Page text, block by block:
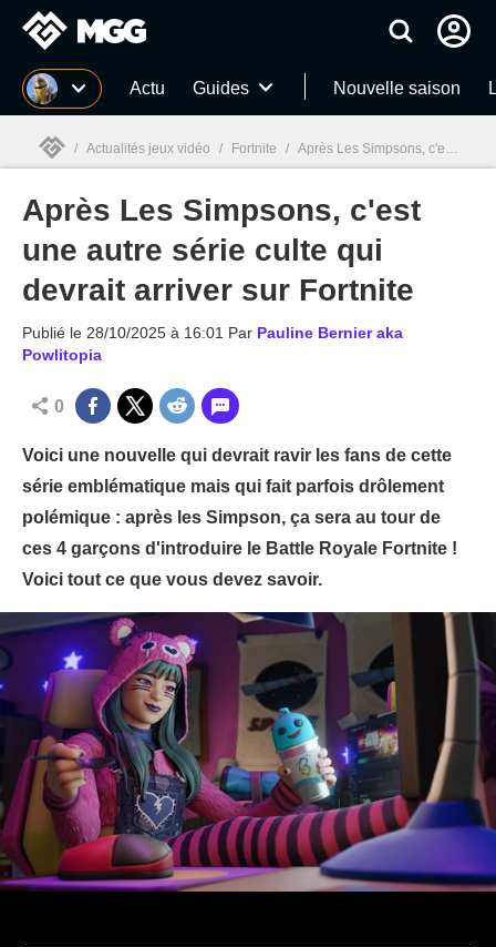
MGG Actu Guides Nouvelle saison
MGG
/ Actualités jeux vidéo / Fortnite / Après Les Simpsons, c'est une autre série culte qui devrait arriver sur Fortnite
Après Les Simpsons, c'est
une autre série culte qui
devrait arriver sur Fortnite
Publié le 28/10/2025 à 16:01 Par Pauline Bernier aka
Powlitopia
0
Voici une nouvelle qui devrait ravir les fans de cette
série emblématique mais qui fait parfois drôlement
polémique : après les Simpson, ça sera au tour de
ces 4 garçons d'introduire le Battle Royale Fortnite !
Voici tout ce que vous devez savoir.